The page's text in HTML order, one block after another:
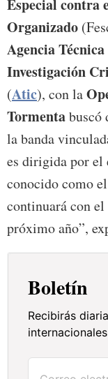
Especial contra
Organizado
Agencia Técnica
Investigación
(Atic), con la
Tormentabuscó
la banda
es dirigida por el
conocido como
continuará con
próximo año”,
Boletín
Recibirás